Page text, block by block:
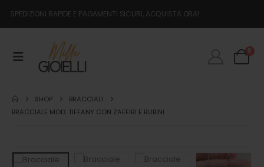
SPEDIZIONI RAPIDE E PAGAMENTI SICURI, ACQUISTA ORA!
0
SHOP
BRACCIALI
BRACCIALE MOD. TIFFANY CON ZAFFIRI E RUBINI